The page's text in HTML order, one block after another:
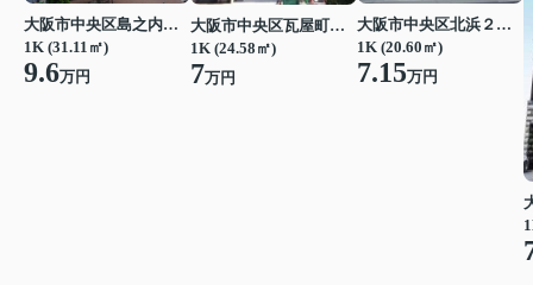
大阪市中央区島之内２丁目
1K (31.11㎡)
9.6万円
大阪市中央区瓦屋町３丁目
1K (24.58㎡)
7万円
大阪市中央区北浜２丁目
1K (20.60㎡)
7.15万円